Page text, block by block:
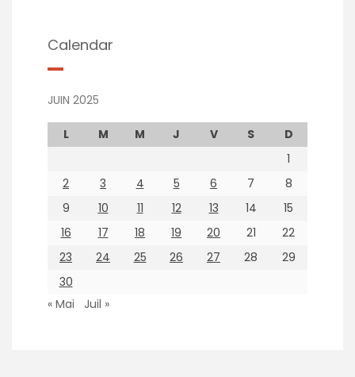
Calendar
JUIN 2025
L M M J V S
D
1
2
3 4 5 6 7
8
9
10 11 12 13 14
15
16
17 18 19 20 21
22
23
24 25 26 27 28
29
30
« Mai
Juil »